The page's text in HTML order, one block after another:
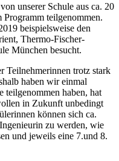
unserer Schule aus ca. 20
Programm teilgenommen.
beispielsweise den
Thermo-Fischer-
München besucht.
Teilnehmerinnen trotz stark
haben wir einmal
teilgenommen haben, hat
in Zukunft unbedingt
können sich ca.
zu werden, wie
und jeweils eine 7.und 8.